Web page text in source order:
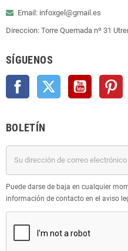
Email: infoxgel@gmail.es
Direccion: Torre Quemada nº 31
SÍGUENOS
Facebook Twitter YouTube
BOLETÍN
Puede darse de baja en cualquier
información de contacto en el aviso